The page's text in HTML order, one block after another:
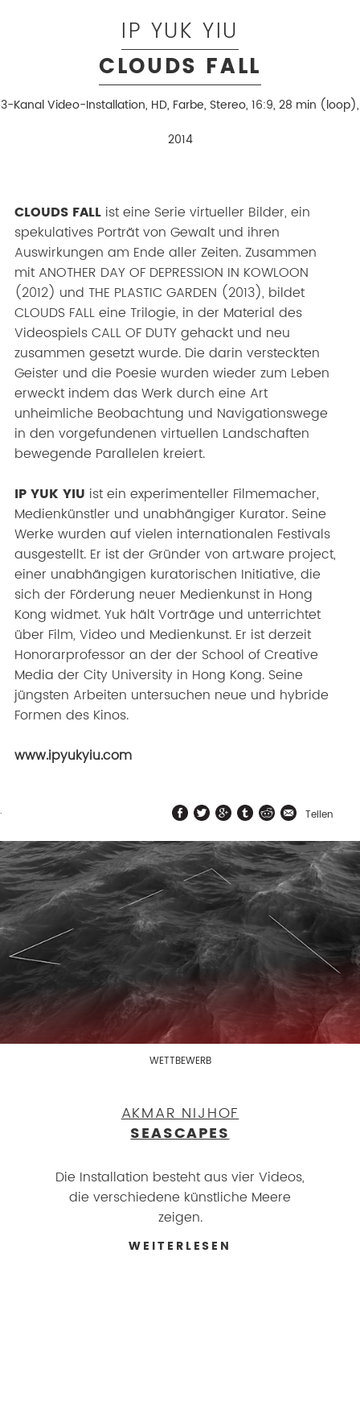
IP YUK YIU
CLOUDS FALL
3-Kanal Video-Installation, HD, Farbe, Stereo, 16:9, 28 min (loop),
2014
CLOUDS FALL ist eine Serie virtueller Bilder, ein
spekulatives Porträt von Gewalt und ihren
Auswirkungen am Ende aller Zeiten. Zusammen
mit ANOTHER DAY OF DEPRESSION IN KOWLOON
(2012) und THE PLASTIC GARDEN (2013), bildet
CLOUDS FALL eine Trilogie, in der Material des
Videospiels CALL OF DUTY gehackt und neu
zusammen gesetzt wurde. Die darin versteckten
Geister und die Poesie wurden wieder zum Leben
erweckt indem das Werk durch eine Art
unheimliche Beobachtung und Navigationswege
in den vorgefundenen virtuellen Landschaften
bewegende Parallelen kreiert.
IP YUK YIU ist ein experimenteller Filmemacher,
Medienkünstler und unabhängiger Kurator. Seine
Werke wurden auf vielen internationalen Festivals
ausgestellt. Er ist der Gründer von art.ware project,
einer unabhängigen kuratorischen Initiative, die
sich der Förderung neuer Medienkunst in Hong
Kong widmet. Yuk hält Vorträge und unterrichtet
über Film, Video und Medienkunst. Er ist derzeit
Honorarprofessor an der der School of Creative
Media der City University in Hong Kong. Seine
jüngsten Arbeiten untersuchen neue und hybride
Formen des Kinos.
www.ipyukyiu.com
. Teilen
WETTBEWERB
AKMAR NIJHOF
SEASCAPES
Die Installation besteht aus vier Videos,
die verschiedene künstliche Meere
zeigen.
WEITERLESEN